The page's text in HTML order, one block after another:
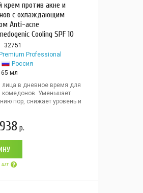
крем против акне и
с охлаждающим
Anti-acne
Cooling SPF 10
32751
Premium Professional
Россия
65 мл
в дневное время для
комедонов. Уменьшает
пор, снижает уровень и
938 р.
шт